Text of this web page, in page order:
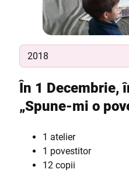
2018
În 1 Decembrie,
„Spune-mi o
1 atelier
1 povestitor
12 copii